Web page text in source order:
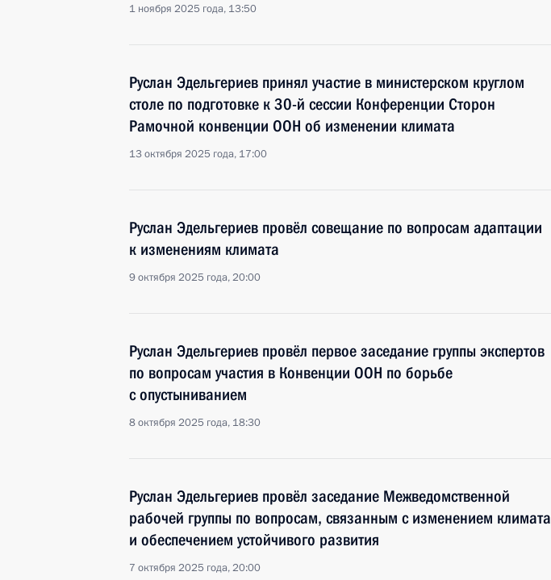
1 ноября 2025 года, 13:50
Руслан Эдельгериев принял участие в министерском круглом
столе по подготовке к 30-й сессии Конференции Сторон
Рамочной конвенции ООН об изменении климата
13 октября 2025 года, 17:00
Руслан Эдельгериев провёл совещание по вопросам адаптации
к изменениям климата
9 октября 2025 года, 20:00
Руслан Эдельгериев провёл первое заседание группы экспертов
по вопросам участия в Конвенции ООН по борьбе
с опустыниванием
8 октября 2025 года, 18:30
Руслан Эдельгериев провёл заседание Межведомственной
рабочей группы по вопросам, связанным с изменением климата
и обеспечением устойчивого развития
7 октября 2025 года, 20:00